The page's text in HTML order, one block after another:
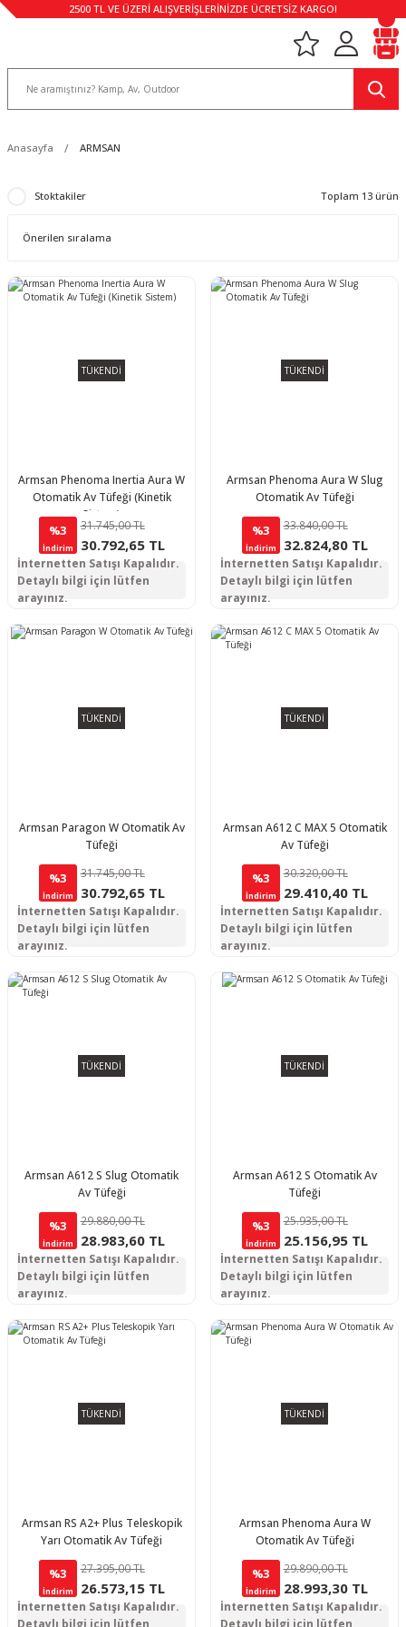
2500 TL VE ÜZERİ ALIŞVERİŞLERİNİZDE ÜCRETSİZ KARGO!
Anasayfa ARMSAN
Stoktakiler Toplam 13 ürün
TÜKENDİ
Armsan Phenoma Inertia Aura W
Otomatik Av Tüfeği (Kinetik
Sistem)
%3
İndirim
31.745,00 TL
30.792,65 TL
İnternetten Satışı Kapalıdır.
Detaylı bilgi için lütfen
arayınız.
TÜKENDİ
Armsan Phenoma Aura W Slug
Otomatik Av Tüfeği
%3
İndirim
33.840,00 TL
32.824,80 TL
İnternetten Satışı Kapalıdır.
Detaylı bilgi için lütfen
arayınız.
TÜKENDİ
Armsan Paragon W Otomatik Av
Tüfeği
%3
İndirim
31.745,00 TL
30.792,65 TL
İnternetten Satışı Kapalıdır.
Detaylı bilgi için lütfen
arayınız.
TÜKENDİ
Armsan A612 C MAX 5 Otomatik
Av Tüfeği
%3
İndirim
30.320,00 TL
29.410,40 TL
İnternetten Satışı Kapalıdır.
Detaylı bilgi için lütfen
arayınız.
TÜKENDİ
Armsan A612 S Slug Otomatik
Av Tüfeği
%3
İndirim
29.880,00 TL
28.983,60 TL
İnternetten Satışı Kapalıdır.
Detaylı bilgi için lütfen
arayınız.
TÜKENDİ
Armsan A612 S Otomatik Av
Tüfeği
%3
İndirim
25.935,00 TL
25.156,95 TL
İnternetten Satışı Kapalıdır.
Detaylı bilgi için lütfen
arayınız.
TÜKENDİ
Armsan RS A2+ Plus Teleskopik
Yarı Otomatik Av Tüfeği
%3
İndirim
27.395,00 TL
26.573,15 TL
İnternetten Satışı Kapalıdır.
Detaylı bilgi için lütfen
TÜKENDİ
Armsan Phenoma Aura W
Otomatik Av Tüfeği
%3
İndirim
29.890,00 TL
28.993,30 TL
İnternetten Satışı Kapalıdır.
Detaylı bilgi için lütfen